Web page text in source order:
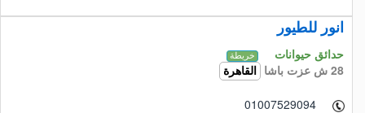
انور للطيور
حدائق حيوانات خريطة
28 ش عزت باشا القاهرة
01007529094